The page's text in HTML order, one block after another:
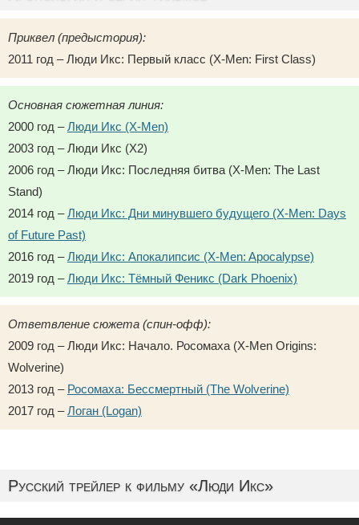
Приквел (предыстория):
2011 год – Люди Икс: Первый класс (X-Men: First Class)
Основная сюжетная линия:
2000 год –Люди Икс (X-Men)
2003 год – Люди Икс (X2)
2006 год – Люди Икс: Последняя битва (X-Men: The Last
Stand)
2014 год –Люди Икс: Дни минувшего будущего (X-Men: Days
of Future Past)
2016 год –Люди Икс: Апокалипсис (X-Men: Apocalypse)
2019 год –Люди Икс: Тёмный Феникс (Dark Phoenix)
Ответвление сюжета (спин-офф):
2009 год – Люди Икс: Начало. Росомаха (X-Men Origins:
Wolverine)
2013 год – Росомаха: Бессмертный (The Wolverine)
2017 год –Логан (Logan)
Русский трейлер к фильму «Люди Икс»